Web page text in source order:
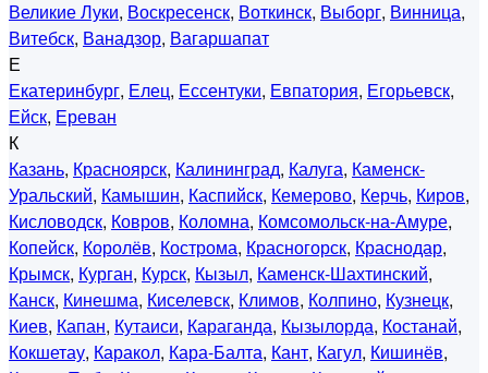
Великие Луки, Воскресенск, Воткинск, Выборг, Винница,
Витебск, Ванадзор, Вагаршапат
Е
Екатеринбург, Елец, Ессентуки, Евпатория, Егорьевск,
Ейск, Ереван
К
Казань, Красноярск, Калининград, Калуга, Каменск-
Уральский, Камышин, Каспийск, Кемерово, Керчь, Киров,
Кисловодск, Ковров, Коломна, Комсомольск-на-Амуре,
Копейск, Королёв, Кострома, Красногорск, Краснодар,
Крымск, Курган, Курск, Кызыл, Каменск-Шахтинский,
Канск, Кинешма, Киселевск, Климов, Колпино, Кузнецк,
Киев, Капан, Кутаиси, Караганда, Кызылорда, Костанай,
Кокшетау, Каракол, Кара-Балта, Кант, Кагул, Кишинёв,